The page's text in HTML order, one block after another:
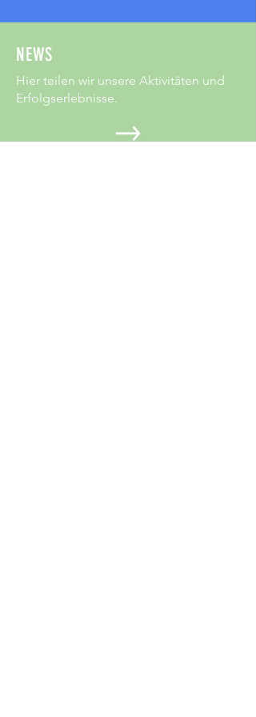
NEWS
Hier teilen wir unsere Aktivitäten und
Erfolgserlebnisse.